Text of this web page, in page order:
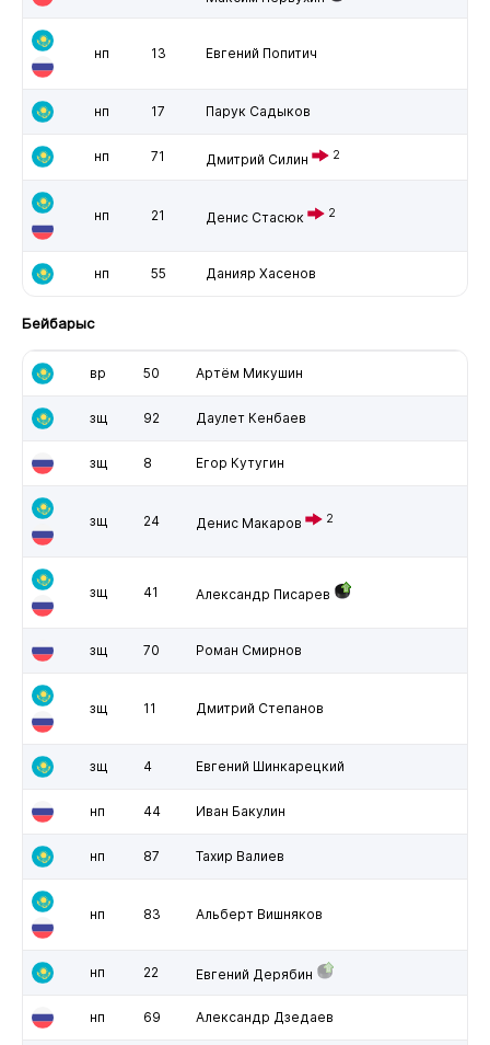
нп 13 Евгений Попитич
нп 17 Парук Садыков
нп 71 Дмитрий Силин 2
нп 21 Денис Стасюк 2
нп 55 Данияр Хасенов
Бейбарыс
вр 50 Артём Микушин
зщ 92 Даулет Кенбаев
зщ 8 Егор Кутугин
зщ 24 Денис Макаров 2
зщ 41 Александр Писарев
зщ 70 Роман Смирнов
зщ 11 Дмитрий Степанов
зщ 4 Евгений Шинкарецкий
нп 44 Иван Бакулин
нп 87 Тахир Валиев
нп 83 Альберт Вишняков
нп 22 Евгений Дерябин
нп 69 Александр Дзедаев